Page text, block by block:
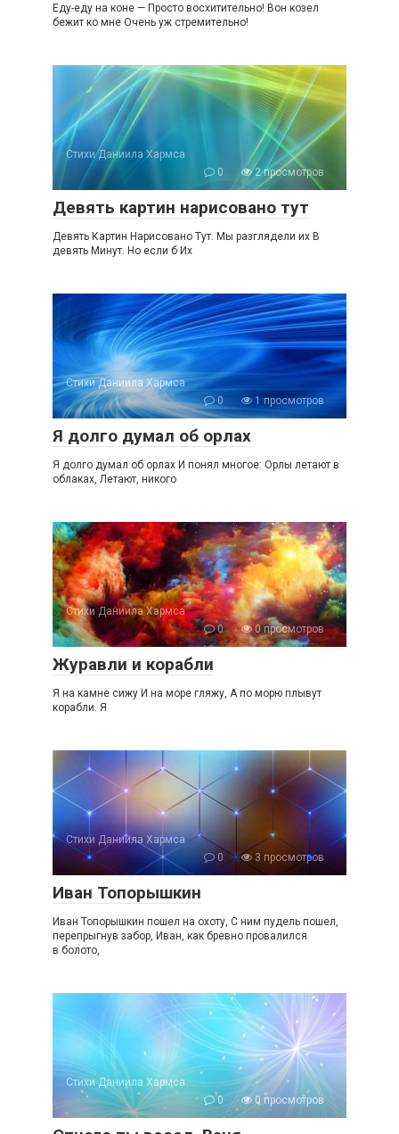
Еду-еду на коне — Просто восхитительно! Вон козел
бежит ко мне Очень уж стремительно!
Стихи Даниила Хармса
0
2 просмотров
Девять картин нарисовано тут
Девять Картин Нарисовано Тут. Мы разглядели их В
девять Минут. Но если б Их
Стихи Даниила Хармса
0
1 просмотров
Я долго думал об орлах
Я долго думал об орлах И понял многое: Орлы летают в
облаках, Летают, никого
Стихи Даниила Хармса
0
0 просмотров
Журавли и корабли
Я на камне сижу И на море гляжу, А по морю плывут
корабли. Я
Стихи Даниила Хармса
0
3 просмотров
Иван Топорышкин
Иван Топорышкин пошел на охоту, С ним пудель пошел,
перепрыгнув забор, Иван, как бревно провалился
в болото,
Стихи Даниила Хармса
0
0 просмотров